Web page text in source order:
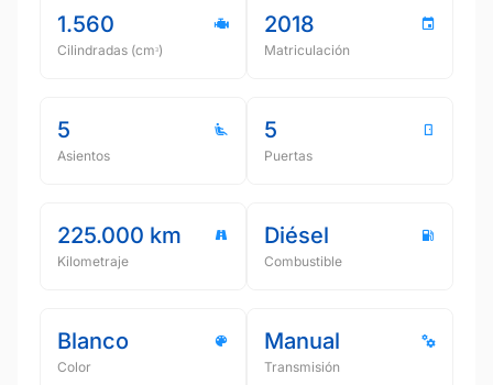
1.560
Cilindradas (cmᵌ)
2018
Matriculación
5
Asientos
5
Puertas
225.000 km
Kilometraje
Diésel
Combustible
Blanco
Color
Manual
Transmisión